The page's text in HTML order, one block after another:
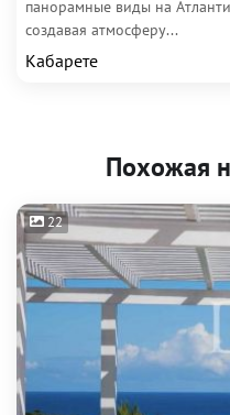
панорамные виды на
создавая атмосферу...
Кабарете
Похожая
22